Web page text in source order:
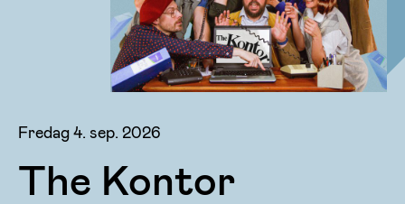
Fredag 4. sep. 2026
The Kontor